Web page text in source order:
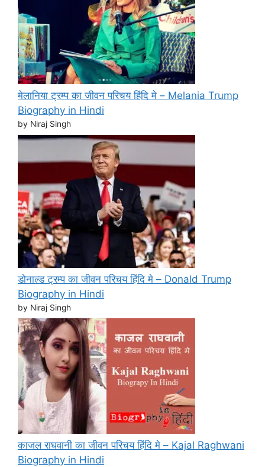
मेलानिया ट्रम्प का जीवन परिचय हिंदि मे – Melania Trump
Biography in Hindi
by Niraj Singh
डोनाल्ड ट्रम्प का जीवन परिचय हिंदि मे – Donald Trump
Biography in Hindi
by Niraj Singh
काजल राघवानी का जीवन परिचय हिंदि मे – Kajal Raghwani
Biography in Hindi